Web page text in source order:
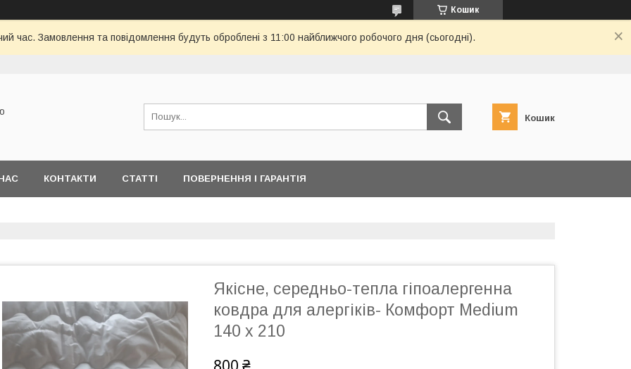
Кошик
час. Замовлення та повідомлення будуть оброблені з 11:00 найближчого робочого дня (сьогодні).
Кошик
КОНТАКТИ СТАТТІ ПОВЕРНЕННЯ І ГАРАНТІЯ
Якісне, середньо-тепла гіпоалергенна
ковдра для алергіків- Комфорт Medium
140 x 210